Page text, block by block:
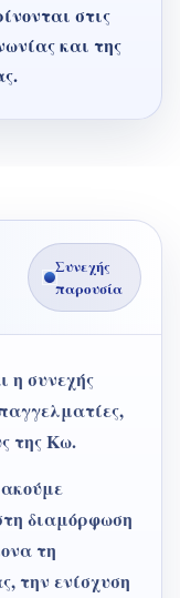
στις
και της
Συνεχής
παρουσία
η συνεχής
της Κω.
διαμόρφωση
τη
την ενίσχυση